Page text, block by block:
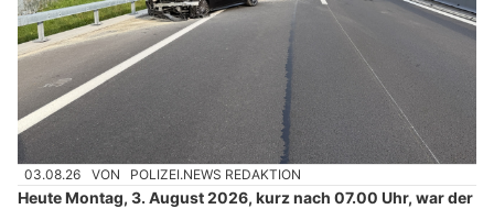
03.08.26 VON POLIZEI.NEWS REDAKTION
Heute Montag, 3. August 2026, kurz nach 07.00 Uhr, war der